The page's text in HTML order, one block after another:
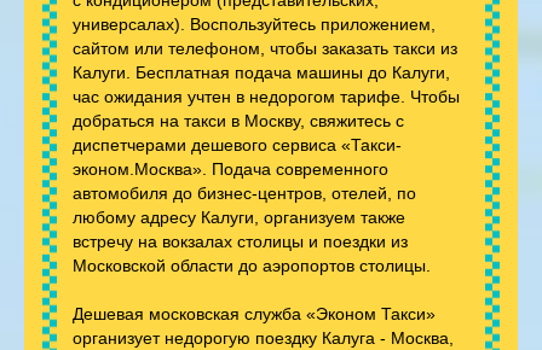
универсалах). Воспользуйтесь приложением,
сайтом или телефоном, чтобы заказать такси из
Калуги. Бесплатная подача машины до Калуги,
час ожидания учтен в недорогом тарифе. Чтобы
добраться на такси в Москву, свяжитесь с
диспетчерами дешевого сервиса «Такси-
эконом.Москва». Подача современного
автомобиля до бизнес-центров, отелей, по
любому адресу Калуги, организуем также
встречу на вокзалах столицы и поездки из
Московской области до аэропортов столицы.
Дешевая московская служба «Эконом Такси»
организует недорогую поездку Калуга - Москва,